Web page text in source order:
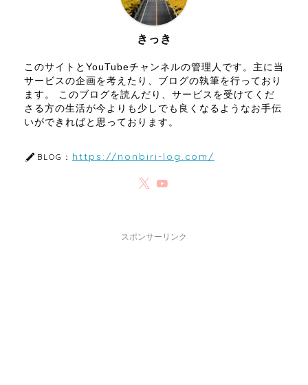
きっき
このサイトとYouTubeチャンネルの管理人です。主に当
サービスの企画を考えたり、ブログの執筆を行っており
ます。 このブログを読んだり、サービスを受けてくだ
さる方の生活が今よりも少しでも良くなるようなお手伝
いができればと思っております。
BLOG： https://nonbiri-log.com/
スポンサーリンク